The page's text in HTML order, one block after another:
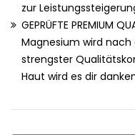
zur
GEPRÜFTE PREMIUM
Magnesium wird
strengster
Haut wird es dir